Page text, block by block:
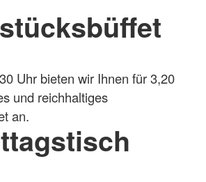
Uhr bieten wir Ihnen für 3,20
und reichhaltiges
an.